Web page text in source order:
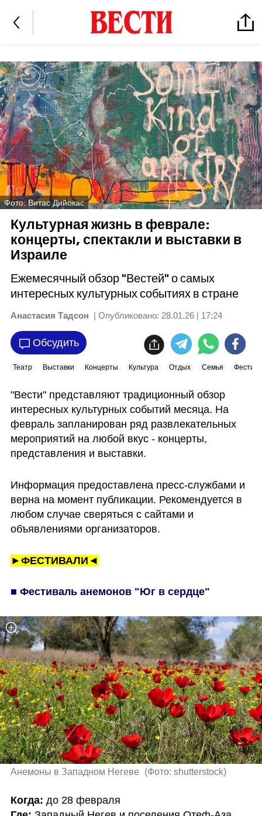
Фото: Витас Дийокас
Культурная жизнь в феврале:
концерты, спектакли и выставки в
Израиле
Ежемесячный обзор "Вестей" о самых
интересных культурных событиях в стране
Анастасия Тадсон | Опубликовано: 28.01.26 | 17:24
Обсудить
Театр Выставки Концерты Культура Отдых Семья
"Вести" представляют традиционный обзор
интересных культурных событий месяца. На
февраль запланирован ряд развлекательных
мероприятий на любой вкус - концерты,
представления и выставки.
Информация предоставлена пресс-службами и
верна на момент публикации. Рекомендуется в
любом случае сверяться с сайтами и
объявлениями организаторов.
►ФЕСТИВАЛИ◄
■ Фестиваль анемонов "Юг в сердце"
Анемоны в Западном Негеве (Фото: shutterstock)
Когда: